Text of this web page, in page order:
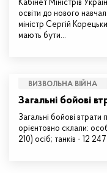
Кабінет Міністрів
освіти до нового
міністр Сергій
мають бути…
ВИЗВОЛЬНА ВІЙНА
Загальні бойові
Загальні бойові
орієнтовно склали:
210) осіб; танків - 12